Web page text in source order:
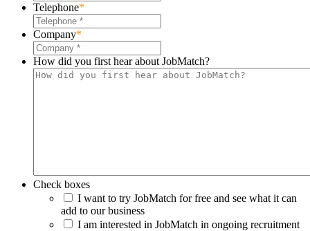
Telephone*
Company*
How did you first hear about JobMatch?
Check boxes
I want to try JobMatch for free and see what it can
add to our business
I am interested in JobMatch in ongoing recruitment